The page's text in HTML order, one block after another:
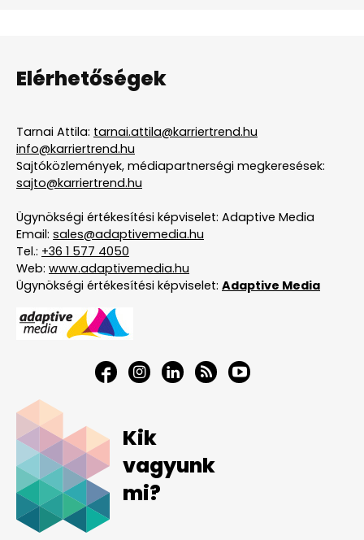
Elérhetőségek
Tarnai Attila: tarnai.attila@karriertrend.hu
info@karriertrend.hu
Sajtóközlemények, médiapartnerségi megkeresések:
sajto@karriertrend.hu
Ügynökségi értékesítési képviselet: Adaptive Media
Email: sales@adaptivemedia.hu
Tel.: +36 1 577 4050
Web: www.adaptivemedia.hu
Ügynökségi értékesítési képviselet: Adaptive Media
Kik
vagyunk
mi?